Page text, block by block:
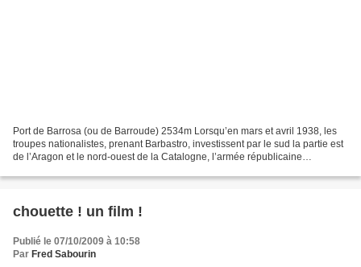
Port de Barrosa (ou de Barroude) 2534m Lorsqu’en mars et avril 1938, les
troupes nationalistes, prenant Barbastro, investissent par le sud la partie est
de l’Aragon et le nord-ouest de la Catalogne, l’armée républicaine
chouette ! un film !
Publié le 07/10/2009 à 10:58
Par Fred Sabourin